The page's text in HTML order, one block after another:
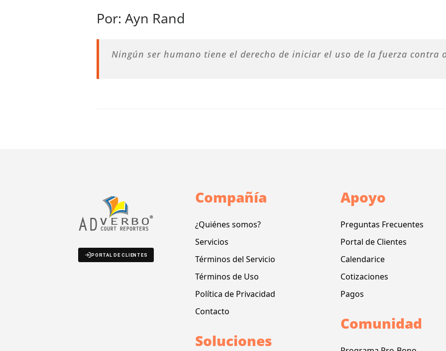
Por: Ayn Rand
Ningún ser humano tiene el derecho de iniciar el uso de la fuerza contra
PORTAL DE CLIENTES
Compañía
¿Quiénes somos?
Servicios
Términos del Servicio
Términos de Uso
Política de Privacidad
Contacto
Soluciones
Apoyo
Preguntas Frecuentes
Portal de Clientes
Calendarice
Cotizaciones
Pagos
Comunidad